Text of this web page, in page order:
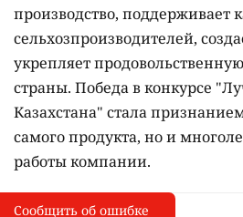
производство, поддерживает
сельхозпроизводителей,
укрепляет
страны. Победа в конкурсе
Казахстана" стала
самого продукта, но и
работы компании.
I
Сообщить об опечатке
Сообщить об ошибке